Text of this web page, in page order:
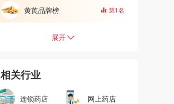
黄芪品牌榜 第1名
展开
相关行业
连锁药店 网上药店